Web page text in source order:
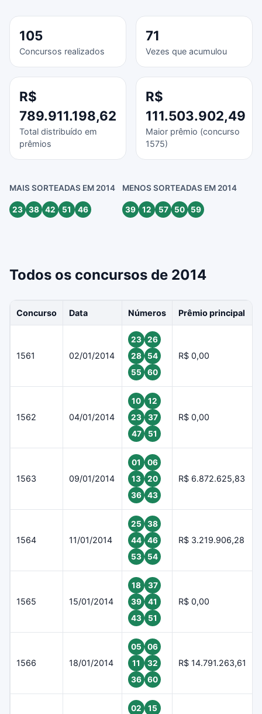
105
Concursos realizados
71
Vezes que acumulou
R$
789.911.198,62
Total distribuído em
prêmios
R$
111.503.902,49
Maior prêmio (concurso
1575)
MAIS SORTEADAS EM 2014
23 38 42 51 46
MENOS SORTEADAS EM 2014
39 12 57 50 59
Todos os concursos de 2014
Concurso Data Números Prêmio principal
1561 02/01/2014
23
26
28
54
55
60
R$ 0,00
1562 04/01/2014
10
12
23
37
47
51
R$ 0,00
1563 09/01/2014
01
06
13
20
36
43
R$ 6.872.625,83
1564 11/01/2014
25
38
44
46
53
54
R$ 3.219.906,28
1565 15/01/2014
18
37
39
41
43
51
R$ 0,00
1566 18/01/2014
05
06
11
32
36
60
R$ 14.791.263,61
02
15